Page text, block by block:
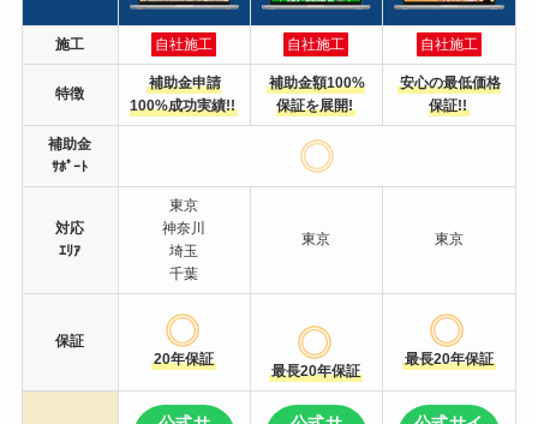
施工 自社施工 自社施工 自社施工
特徴
補助金申請
100%成功実績!!
補助金額100%
保証を展開!
安心の最低価格
保証!!
補助金
ｻﾎﾟｰﾄ
対応
ｴﾘｱ
東京
神奈川
埼玉
千葉
東京 東京
保証
20年保証
最長20年保証
最長20年保証